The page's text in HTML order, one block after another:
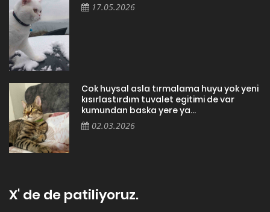
17.05.2026
Cok huysal asla tırmalama huyu yok yeni
kısırlastırdım tuvalet egitimi de var
kumundan baska yere ya...
02.03.2026
X' de de patiliyoruz.